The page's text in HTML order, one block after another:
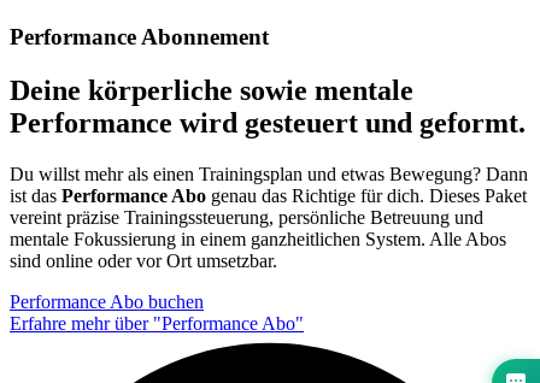
Performance Abonnement
Deine körperliche sowie mentale
Performance wird gesteuert und geformt.
Du willst mehr als einen Trainingsplan und etwas Bewegung? Dann
ist das Performance Abo genau das Richtige für dich. Dieses Paket
vereint präzise Trainingssteuerung, persönliche Betreuung und
mentale Fokussierung in einem ganzheitlichen System. Alle Abos
sind online oder vor Ort umsetzbar.
Performance Abo buchen
Erfahre mehr über "Performance Abo"